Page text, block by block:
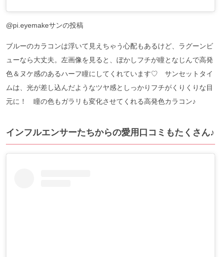
@pi.eyemakeサンの投稿
ブルーのカラコンは浮いて見えちゃう心配もあるけど、ラグーンビ
ューなら大丈夫。左画像を見ると、ぼかしフチが瞳となじんで高発
色＆ヌケ感のあるハーフ瞳にしてくれています♡ サンセットタイ
ムは、光が差し込んだようなツヤ感としっかりフチがくりくりな目
元に！ 瞳の色もガラリも変化させてくれる高発色カラコン♪
インフルエンサーたちからの愛用口コミもたくさん♪